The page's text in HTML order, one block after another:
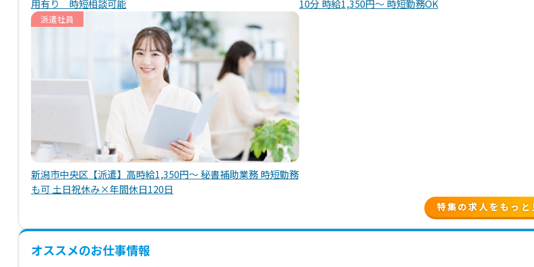
用有り 時短相談可能 10分 時給1,350円～ 時短勤務OK
派遣社員
新潟市中央区【派遣】高時給1,350円～ 秘書補助業務 時短勤務
も可 土日祝休み×年間休日120日
特集の求人をもっと
オススメのお仕事情報